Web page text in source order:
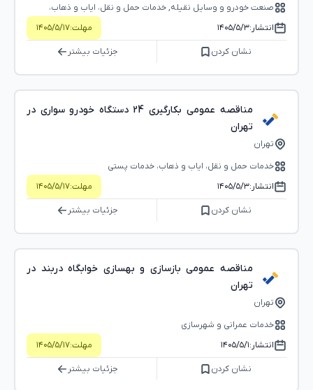
صنعت خودرو و وسایل نقیله, خدمات حمل و نقل، ایاب و ذهاب،
خدمات پستی
انتشار:۱۴۰۵/۵/۳ مهلت:۱۴۰۵/۵/۱۷
نشان کردن جزئیات بیشتر
مناقصه عمومی بکارگیری 24 دستگاه خودرو سواری در
تهران
تهران
خدمات حمل و نقل، ایاب و ذهاب، خدمات پستی
انتشار:۱۴۰۵/۵/۳ مهلت:۱۴۰۵/۵/۱۷
نشان کردن جزئیات بیشتر
مناقصه عمومی بازسازی و بهسازی خوابگاه دربند در
تهران
تهران
خدمات عمرانی و شهرسازی
انتشار:۱۴۰۵/۵/۱ مهلت:۱۴۰۵/۵/۱۷
نشان کردن جزئیات بیشتر